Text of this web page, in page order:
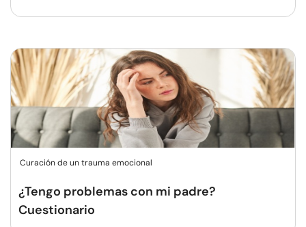
Curación de un trauma emocional
¿Tengo problemas con mi padre?
Cuestionario